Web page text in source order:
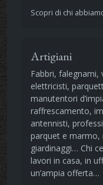
Scopri di chi
Artigiani
Fabbri, falegnami,
elettricisti,
manutentori
raffrescamento,
antennisti,
parquet e marmo,
giardinaggi… Chi
lavori in casa, in
un’ampia offerta…